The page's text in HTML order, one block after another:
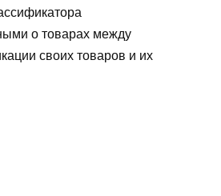
о товарах между
своих товаров и их